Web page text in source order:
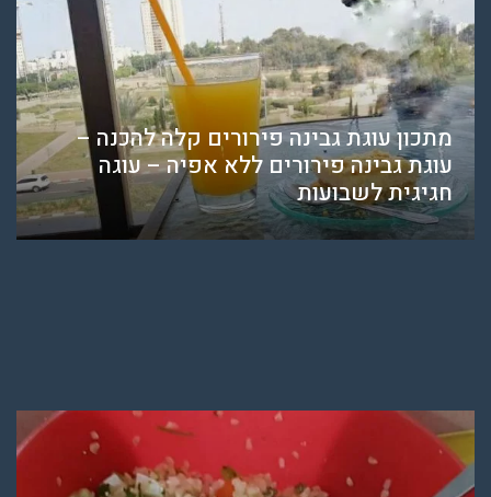
מתכון עוגת גבינה פירורים קלה להכנה –
עוגת גבינה פירורים ללא אפיה – עוגה
חגיגית לשבועות